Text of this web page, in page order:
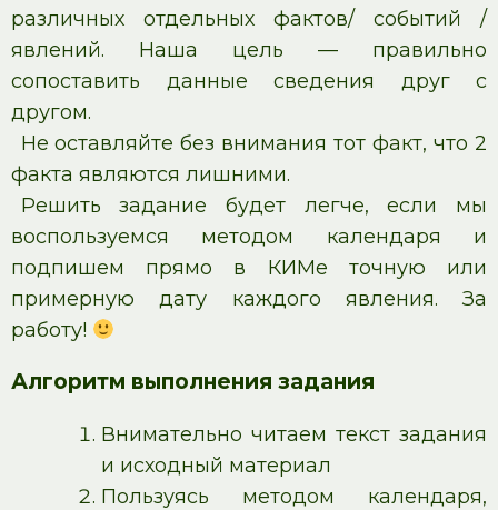
различных отдельных фактов/ событий /
явлений. Наша цель — правильно
сопоставить данные сведения друг с
другом.
Не оставляйте без внимания тот факт, что 2
факта являются лишними.
Решить задание будет легче, если мы
воспользуемся методом календаря и
подпишем прямо в КИМе точную или
примерную дату каждого явления. За
работу!
Алгоритм выполнения задания
Внимательно читаем текст задания
и исходный материал
Пользуясь методом календаря,